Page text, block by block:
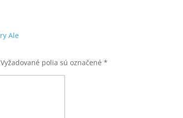
Vyžadované polia sú označené*